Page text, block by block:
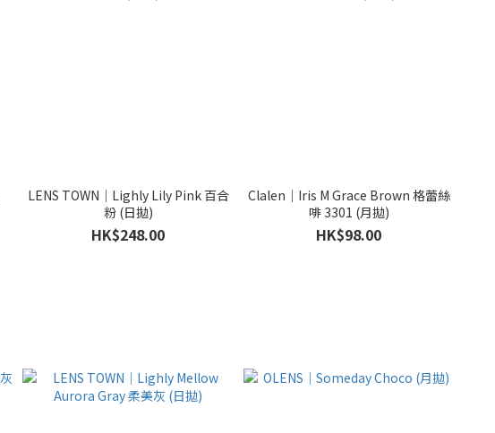
LENS TOWN｜Lighly Lily Pink 百合
粉 (日拋)
HK$248.00
Clalen｜Iris M Grace Brown 格蕾絲
啡 3301 (月拋)
HK$98.00